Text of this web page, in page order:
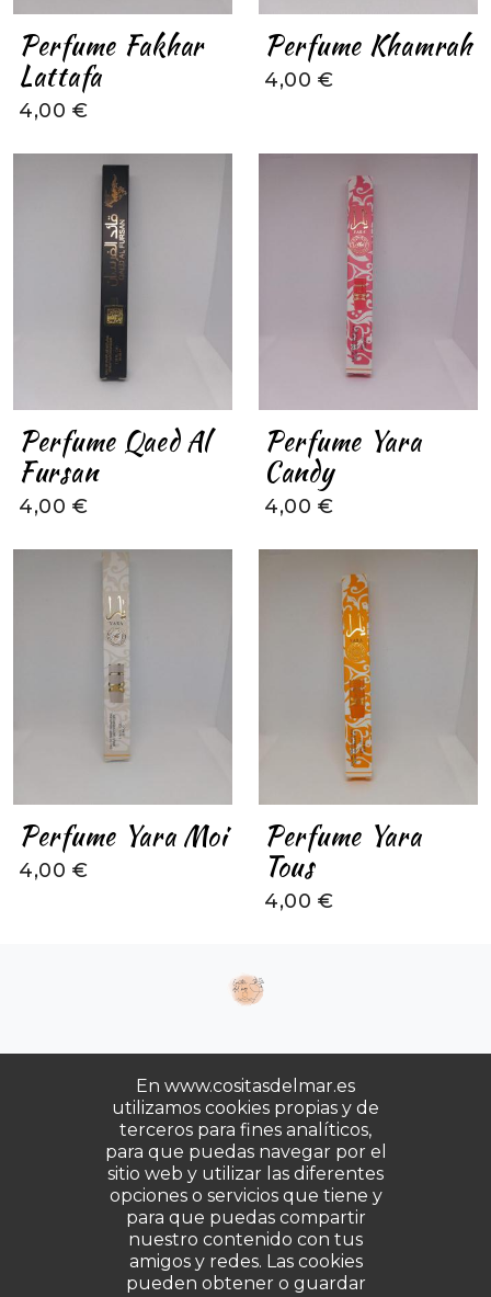
Perfume Fakhar
Lattafa
4,00 €
Perfume Khamrah
4,00 €
Perfume Qaed Al
Fursan
4,00 €
Perfume Yara
Candy
4,00 €
Perfume Yara Moi
4,00 €
Perfume Yara
Tous
4,00 €
Copyrights © 2025. Todos los derechos
reservados.
Desarrollado porGabala
En www.cositasdelmar.es
utilizamos cookies propias y de
terceros para fines analíticos,
para que puedas navegar por el
sitio web y utilizar las diferentes
opciones o servicios que tiene y
para que puedas compartir
nuestro contenido con tus
amigos y redes. Las cookies
pueden obtener o guardar